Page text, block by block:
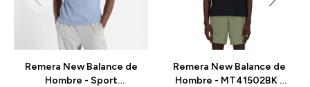
Remera New Balance de
Hombre - Sport
Remera New Balance de
Hombre - MT41502BK -